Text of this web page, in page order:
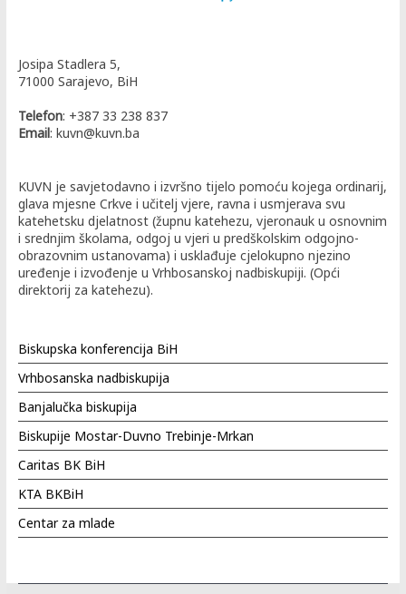
Josipa Stadlera 5,
71000 Sarajevo, BiH
Telefon: +387 33 238 837
Email: kuvn@kuvn.ba
KUVN je savjetodavno i izvršno tijelo pomoću kojega ordinarij,
glava mjesne Crkve i učitelj vjere, ravna i usmjerava svu
katehetsku djelatnost (župnu katehezu, vjeronauk u osnovnim
i srednjim školama, odgoj u vjeri u predškolskim odgojno-
obrazovnim ustanovama) i usklađuje cjelokupno njezino
uređenje i izvođenje u Vrhbosanskoj nadbiskupiji. (Opći
direktorij za katehezu).
Biskupska konferencija BiH
Vrhbosanska nadbiskupija
Banjalučka biskupija
Biskupije Mostar-Duvno Trebinje-Mrkan
Caritas BK BiH
KTA BKBiH
Centar za mlade